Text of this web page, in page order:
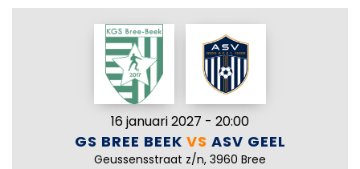
16 januari 2027 - 20:00
GS BREE BEEK VS ASV GEEL
Geussensstraat z/n, 3960 Bree